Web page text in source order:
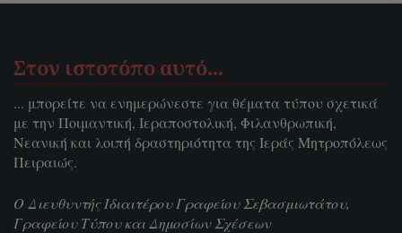
Στον ιστοτόπο αυτό…
... μπορείτε να ενημερώνεστε για θέματα τύπου σχετικά
με την Ποιμαντική, Ιεραποστολική, Φιλανθρωπική,
Νεανική και λοιπή δραστηριότητα της Ιεράς Μητροπόλεως
Πειραιώς.
Ο Διευθυντής Ιδιαιτέρου Γραφείου Σεβασμιωτάτου,
Γραφείου Τύπου και Δημοσίων Σχέσεων